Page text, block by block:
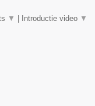
▼ Introductie video ▼